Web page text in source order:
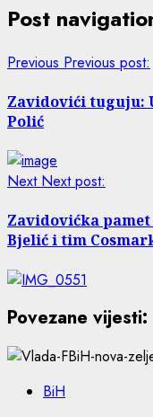
Post
Previous Previous post:
Zavidovići tuguju:
Polić
Next Next post:
Zavidovićka
Bjelić i tim
Povezane vijesti:
BiH